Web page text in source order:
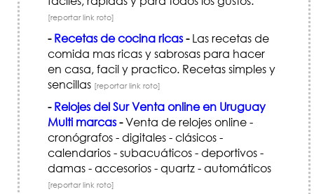
[reportar link roto]
- Recetas de cocina ricas-Las recetas de
comida mas ricas y sabrosas para hacer
en casa, facil y practico. Recetas simples y
sencillas [reportar link roto]
- Relojes del Sur Venta online en Uruguay
Multi marcas-Venta de relojes online -
cronógrafos - digitales - clásicos -
calendarios - subacuáticos - deportivos -
damas - accesorios - quartz - automáticos
[reportar link roto]